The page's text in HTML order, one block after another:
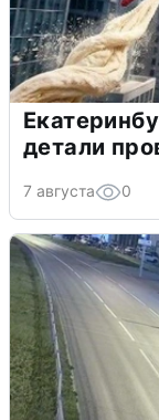
детали
7 августа 0